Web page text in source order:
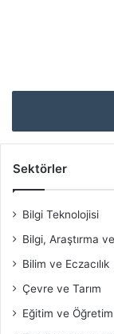
Sektörler
Bilgi Teknolojisi
Bilgi, Araştırma
Bilim ve Eczacılık
Çevre ve Tarım
Eğitim ve Öğretim